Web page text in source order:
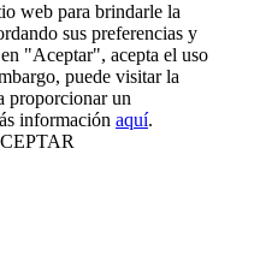
web para brindarle la
sus preferencias y
"Aceptar", acepta el uso
puede visitar la
proporcionar un
información aquí.